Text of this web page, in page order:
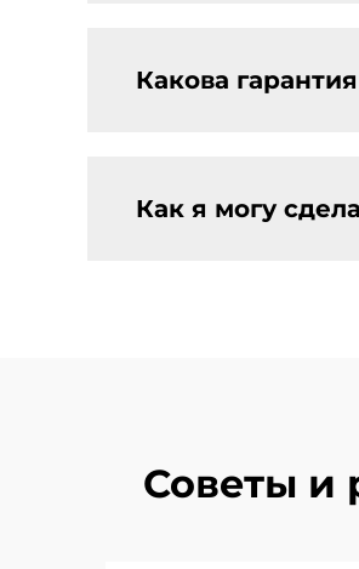
Какова
Как я могу
Советы и